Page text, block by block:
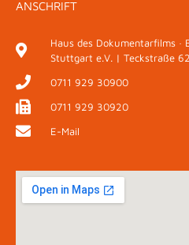
ANSCHRIFT
Haus des Dokumentarfilms ·
Stuttgart e.V. | Teckstraße
0711 929 30900
0711 929 30920
E-Mail